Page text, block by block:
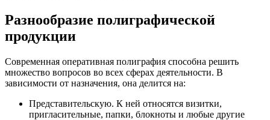
Разнообразие полиграфической
продукции
Современная оперативная полиграфия способна решить
множество вопросов во всех сферах деятельности. В
зависимости от назначения, она делится на:
Представительскую. К ней относятся визитки,
пригласительные, папки, блокноты и любые другие